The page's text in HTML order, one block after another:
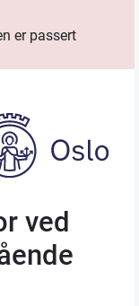
er passert
ved